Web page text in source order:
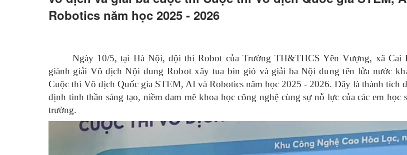
Robotics năm học 2025 - 2026
Ngày 10/5, tại Hà Nội, đội thi Robot của Trường TH&THCS Yên Vượng, xã Cai
giành giải Vô địchNội dung Robot xây tua bin gió và giải ba Nội dung tên lửa nước
Cuộc thi Vô địch Quốc gia STEM, AI và Robotics năm học 2025 - 2026. Đây là thành tích
định tinh thần sáng tạo, niềm đam mê khoa học công nghệ cùng sự nỗ lực của các em học
trường.